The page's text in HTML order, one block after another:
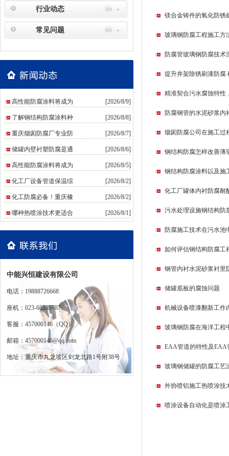
行业动态
常见问题
高性能防腐涂料将成为 [2026/8/9]
了解钢结构防腐涂料种 [2026/8/8]
重庆烟囱防腐厂专业防 [2026/8/7]
储罐内壁衬塑防腐是通 [2026/8/6]
高性能防腐涂料将成为 [2026/8/5]
化工厂设备管道保温综 [2026/8/2]
化工防腐必备！重庆橡 [2026/8/2]
哪种热喷涂技术更适合 [2026/8/1]
中能兴恒建设有限公司
电话：19888726668
座机：023-68535787
客服：457000146（QQ）
邮箱：457000146@qq.com
地址：重庆市九龙坡区剑龙北路1号附38号
镁合金铸件的氧化防锈
玻璃钢防腐工程施工方
防腐管玻璃钢防腐技术
提升井架除锈刷漆防腐
精准契合污水腐蚀特性
防腐钢管的水泥砂浆内
烟囱防腐公司在施工过
钢结构防腐怎样改善薄
钢结构防腐涂料以及施
化工厂罐体内衬防腐耐
污水处理设施钢结构防
防腐施工技术在污水池
如何评估钢结构防腐工
钢管内衬水泥砂浆衬里
储罐底板的腐蚀问题
机械设备喷漆翻新工作
玻璃钢防腐在海洋工程
EAA管道的特性及EAA
玻璃钢储罐的防腐工艺
外协喷铝施工热喷涂技
喷涂设备自动化是喷涂